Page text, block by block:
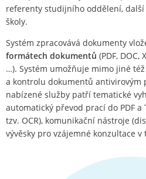
referenty studijního oddělení,
školy.
Systém zpracovává dokumenty
formátech dokumentů (PDF, DOC,
…). Systém umožňuje mimo jiné
a kontrolu dokumentů antivirovým
nabízené služby patří tematické
automatický převod prací do PDF a
tzv. OCR), komunikační nástroje
vývěsky pro vzájemné konzultace